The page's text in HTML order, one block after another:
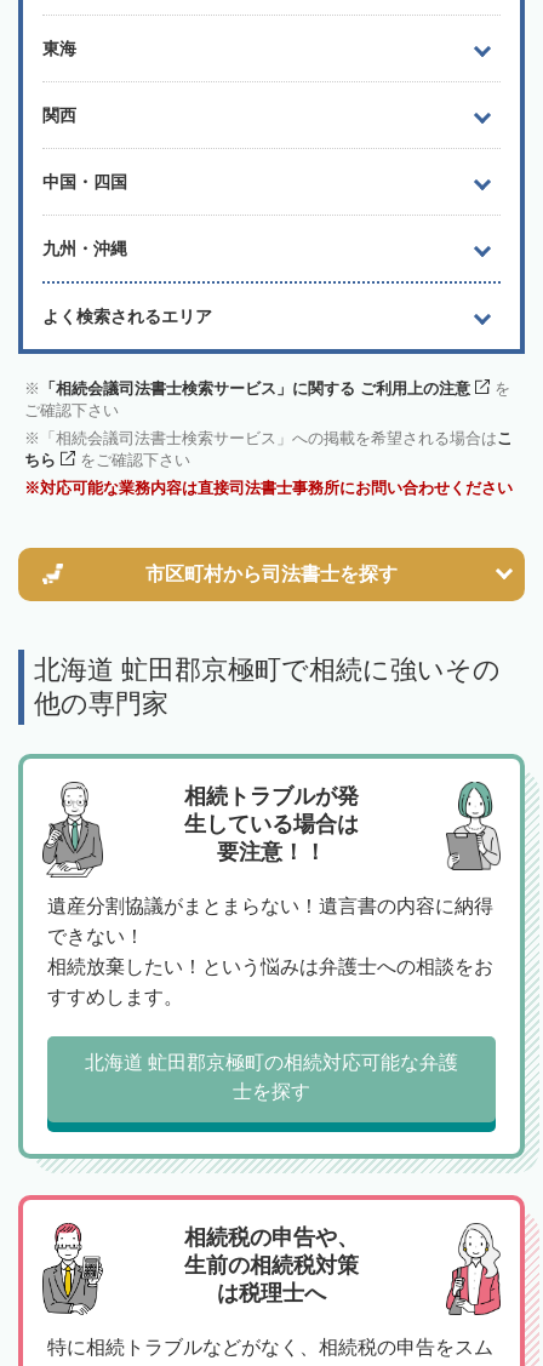
東海
関西
中国・四国
九州・沖縄
よく検索されるエリア
「相続会議司法書士検索サービス」に関する ご利用上の注意
を
ご確認下さい
「相続会議司法書士検索サービス」への掲載を希望される場合はこ
ちら
をご確認下さい
対応可能な業務内容は直接司法書士事務所にお問い合わせください
市区町村から司法書士を探す
北海道 虻田郡京極町で相続に強いその
他の専門家
相続トラブルが発
生している場合は
要注意！！
遺産分割協議がまとまらない！遺言書の内容に納得
できない！
相続放棄したい！という悩みは弁護士への相談をお
すすめします。
北海道 虻田郡京極町の相続対応可能な弁護
士を探す
相続税の申告や、
生前の相続税対策
は税理士へ
特に相続トラブルなどがなく、相続税の申告をスム